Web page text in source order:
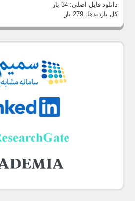
دانلود فایل اصلی:34 بار
کل بازدیدها:279 بار